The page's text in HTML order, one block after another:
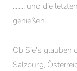
........ und die
genießen.
Ob Sie's glauben
Salzburg,